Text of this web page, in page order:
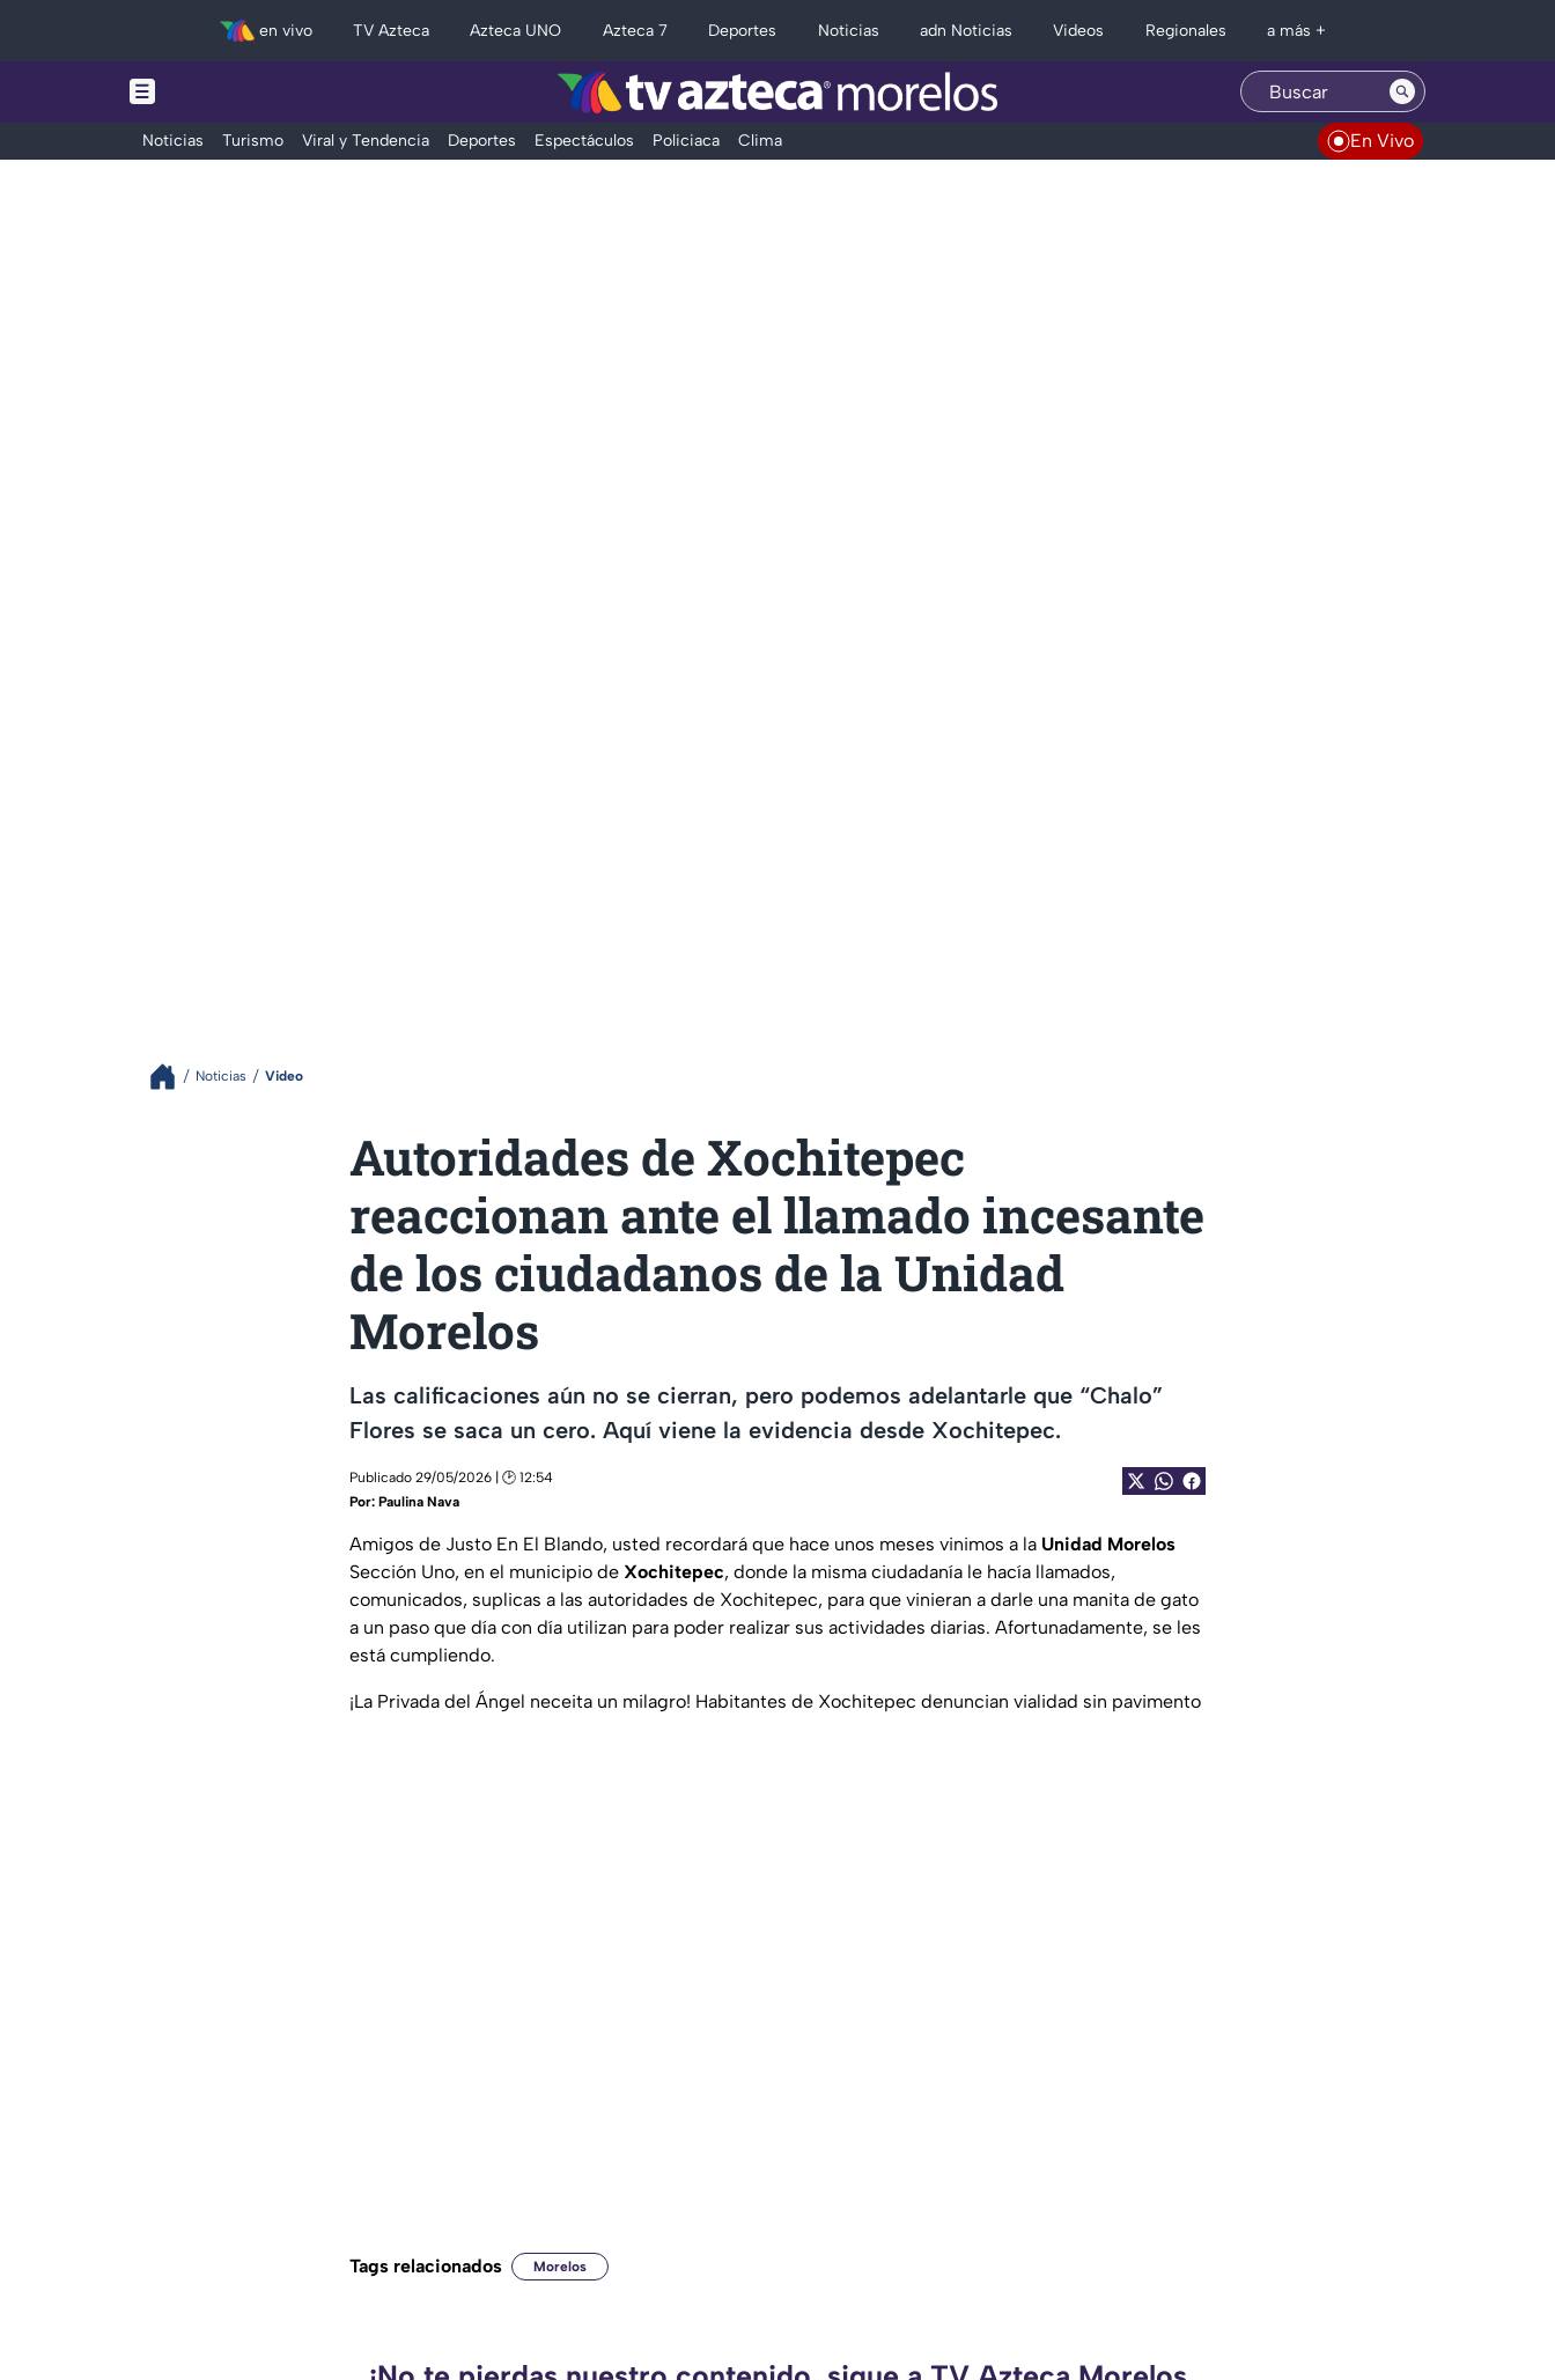
en vivo TV Azteca Azteca UNO Azteca 7 Deportes Noticias adn Noticias Videos Regionales a más +
Noticias Turismo Viral y Tendencia Deportes Espectáculos Policiaca Clima En Vivo
Noticias Video
Autoridades de Xochitepec
reaccionan ante el llamado incesante
de los ciudadanos de la Unidad
Morelos
Las calificaciones aún no se cierran, pero podemos adelantarle que “Chalo”
Flores se saca un cero. Aquí viene la evidencia desde Xochitepec.
Publicado 29/05/2026 | 🕑 12:54
Por: Paulina Nava
Amigos de Justo En El Blando, usted recordará que hace unos meses vinimos a la Unidad Morelos
Sección Uno, en el municipio de Xochitepec, donde la misma ciudadanía le hacía llamados,
comunicados, suplicas a las autoridades de Xochitepec, para que vinieran a darle una manita de gato
a un paso que día con día utilizan para poder realizar sus actividades diarias. Afortunadamente, se les
está cumpliendo.
¡La Privada del Ángel neceita un milagro! Habitantes de Xochitepec denuncian vialidad sin pavimento
Tags relacionados Morelos